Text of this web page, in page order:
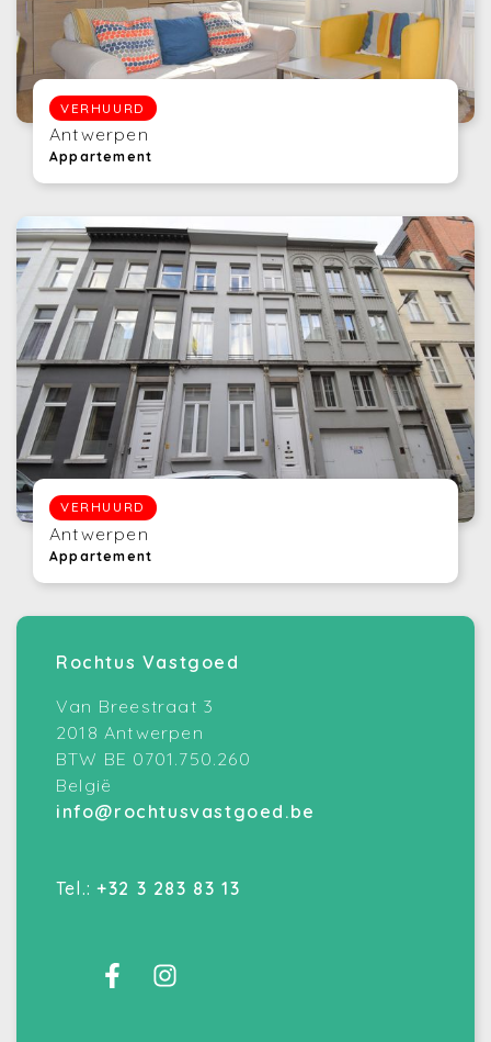
VERHUURD
Antwerpen
Appartement
VERHUURD
Antwerpen
Appartement
Rochtus Vastgoed
Van Breestraat 3
2018 Antwerpen
BTW BE 0701.750.260
België
info@rochtusvastgoed.be
Tel.: +32 3 283 83 13